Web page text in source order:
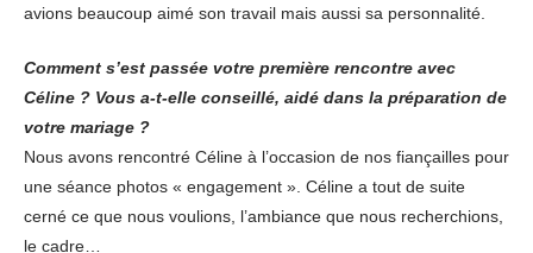
avions beaucoup aimé son travail mais aussi sa personnalité.
Comment s’est passée votre première rencontre avec
Céline ? Vous a-t-elle conseillé, aidé dans la préparation de
votre mariage ?
Nous avons rencontré Céline à l’occasion de nos fiançailles pour
une séance photos « engagement ». Céline a tout de suite
cerné ce que nous voulions, l’ambiance que nous recherchions,
le cadre…